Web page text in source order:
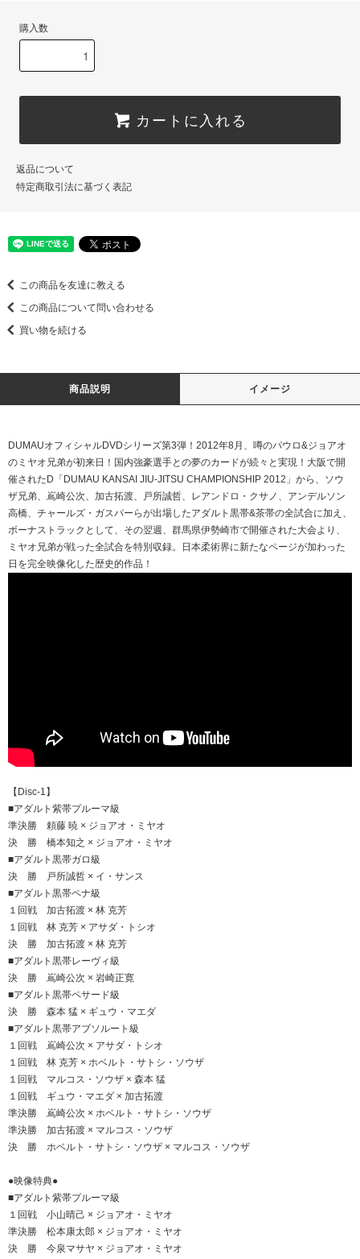
購入数
カートに入れる
返品について
特定商取引法に基づく表記
この商品を友達に教える
この商品について問い合わせる
買い物を続ける
商品説明 イメージ
DUMAUオフィシャルDVDシリーズ第3弾！2012年8月、噂のパウロ&ジョアオ
のミヤオ兄弟が初来日！国内強豪選手との夢のカードが続々と実現！大阪で開
催されたD「DUMAU KANSAI JIU-JITSU CHAMPIONSHIP 2012」から、ソウ
ザ兄弟、嶌崎公次、加古拓渡、戸所誠哲、レアンドロ・クサノ、アンデルソン
高橋、チャールズ・ガスパーらが出場したアダルト黒帯&茶帯の全試合に加え、
ボーナストラックとして、その翌週、群馬県伊勢崎市で開催された大会より、
ミヤオ兄弟が戦った全試合を特別収録。日本柔術界に新たなページが加わった
日を完全映像化した歴史的作品！
【Disc-1】
■アダルト紫帯プルーマ級
準決勝 頼藤 暁 × ジョアオ・ミヤオ
決 勝 橋本知之 × ジョアオ・ミヤオ
■アダルト黒帯ガロ級
決 勝 戸所誠哲 × イ・サンス
■アダルト黒帯ペナ級
１回戦 加古拓渡 × 林 克芳
１回戦 林 克芳 × アサダ・トシオ
決 勝 加古拓渡 × 林 克芳
■アダルト黒帯レーヴィ級
決 勝 嶌崎公次 × 岩崎正寛
■アダルト黒帯ペサード級
決 勝 森本 猛 × ギュウ・マエダ
■アダルト黒帯アブソルート級
１回戦 嶌崎公次 × アサダ・トシオ
１回戦 林 克芳 × ホベルト・サトシ・ソウザ
１回戦 マルコス・ソウザ × 森本 猛
１回戦 ギュウ・マエダ × 加古拓渡
準決勝 嶌崎公次 × ホベルト・サトシ・ソウザ
準決勝 加古拓渡 × マルコス・ソウザ
決 勝 ホベルト・サトシ・ソウザ × マルコス・ソウザ
●映像特典●
■アダルト紫帯プルーマ級
１回戦 小山晴己 × ジョアオ・ミヤオ
準決勝 松本康太郎 × ジョアオ・ミヤオ
決 勝 今泉マサヤ × ジョアオ・ミヤオ